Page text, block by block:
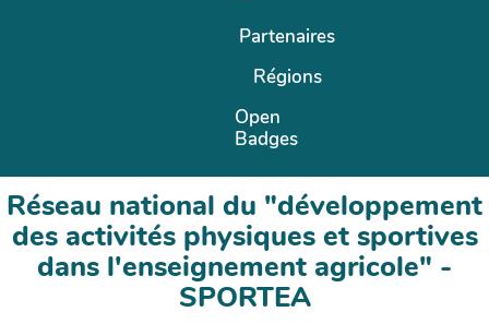
Partenaires
Régions
Open
Badges
Réseau national du "développement
des activités physiques et sportives
dans l'enseignement agricole" -
SPORTEA